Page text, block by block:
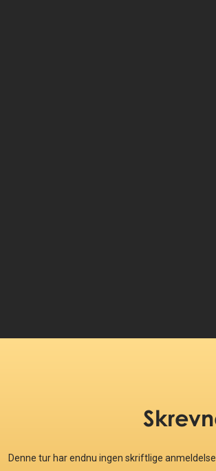
Denne tur har endnu ingen skriftlige